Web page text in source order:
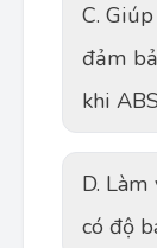
C.
đảm
khi
D.
có độ